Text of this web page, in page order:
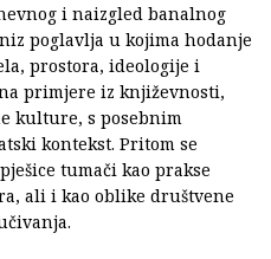
i naizgled banalnog
poglavlja u kojima hodanje
prostora, ideologije i
primjere iz književnosti,
kulture, s posebnim
kontekst. Pritom se
tumači kao prakse
ali i kao oblike društvene